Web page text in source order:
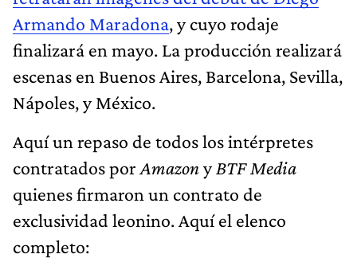
Armando Maradona, y cuyo rodaje
finalizará en mayo. La producción realizará
escenas en Buenos Aires, Barcelona, Sevilla,
Nápoles, y México.
Aquí un repaso de todos los intérpretes
contratados por AmazonyBTF Media
quienes firmaron un contrato de
exclusividad leonino. Aquí el elenco
completo: